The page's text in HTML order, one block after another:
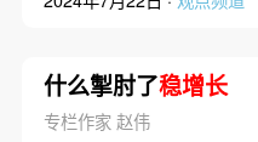
什么掣肘了稳增长
专栏作家 赵伟